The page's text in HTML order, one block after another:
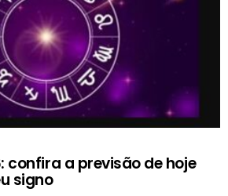
confira a previsão de hoje
signo